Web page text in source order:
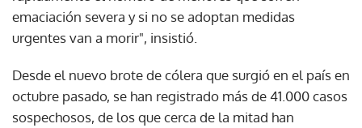
emaciación severa y si no se adoptan medidas
urgentes van a morir", insistió.
Desde el nuevo brote de cólera que surgió en el país en
octubre pasado, se han registrado más de 41.000 casos
sospechosos, de los que cerca de la mitad han